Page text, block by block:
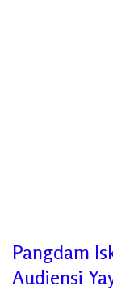
Pangdam
Audiensi